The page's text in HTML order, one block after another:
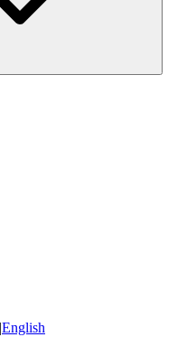
English